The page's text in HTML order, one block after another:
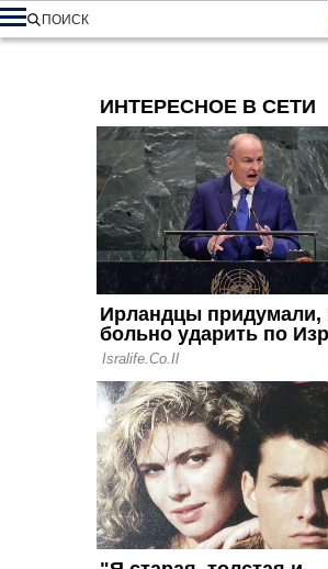
ПОИСК